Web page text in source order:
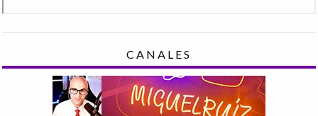
CANALES